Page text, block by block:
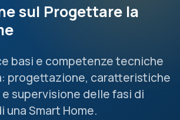
sul Progettare la
basi e competenze tecniche
progettazione, caratteristiche
supervisione delle fasi di
una Smart Home.